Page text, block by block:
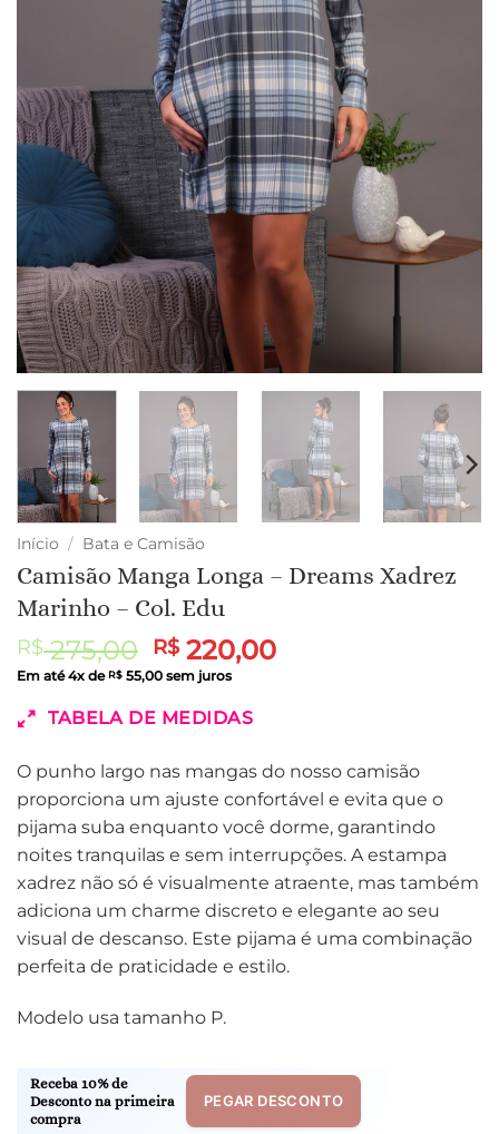
Início / Bata e Camisão
Camisão Manga Longa – Dreams Xadrez
Marinho – Col. Edu
R$275,00 O
preço
original
era:
R$ 275,00.
R$220,00O
R$ 220,00.
Em até4x de R$ 55,00 sem juros
TABELA DE MEDIDAS
O punho largo nas mangas do nosso camisão
proporciona um ajuste confortável e evita que o
pijama suba enquanto você dorme, garantindo
noites tranquilas e sem interrupções. A estampa
xadrez não só é visualmente atraente, mas também
adiciona um charme discreto e elegante ao seu
visual de descanso. Este pijama é uma combinação
perfeita de praticidade e estilo.
Modelo usa tamanho P.
Receba 10% de
Desconto na primeira
compra
PEGAR DESCONTO